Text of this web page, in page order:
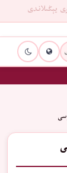
يېڭىلاندى